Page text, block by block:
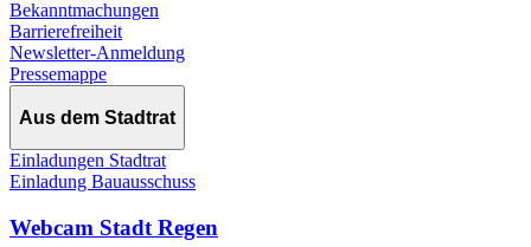
Bekanntmachungen
Barrierefreiheit
Newsletter-Anmeldung
Pressemappe
Aus dem Stadtrat
Einladungen Stadtrat
Einladung Bauausschuss
Webcam Stadt Regen